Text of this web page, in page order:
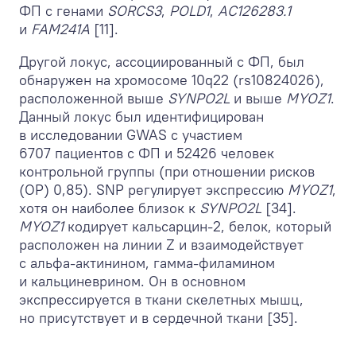
ФП с генами SORCS3, POLD1, AC126283.1
и FAM241A [11].
Другой локус, ассоциированный с ФП, был
обнаружен на хромосоме 10q22 (rs10824026),
расположенной выше SYNPO2L и выше MYOZ1.
Данный локус был идентифицирован
в исследовании GWAS с участием
6707 пациентов с ФП и 52426 человек
контрольной группы (при отношении рисков
(ОР) 0,85). SNP регулирует экспрессию MYOZ1,
хотя он наиболее близок к SYNPO2L [34].
MYOZ1кодирует кальсарцин-2, белок, который
расположен на линии Z и взаимодействует
с альфа-актинином, гамма-филамином
и кальциневрином. Он в основном
экспрессируется в ткани скелетных мышц,
но присутствует и в сердечной ткани [35].